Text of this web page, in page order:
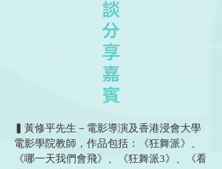
談
分
享
嘉
賓
▍黃修平先生－電影導演及香港浸會大學
電影學院教師，作品包括：《狂舞派》、
《哪一天我們會飛》、《狂舞派3》、《看